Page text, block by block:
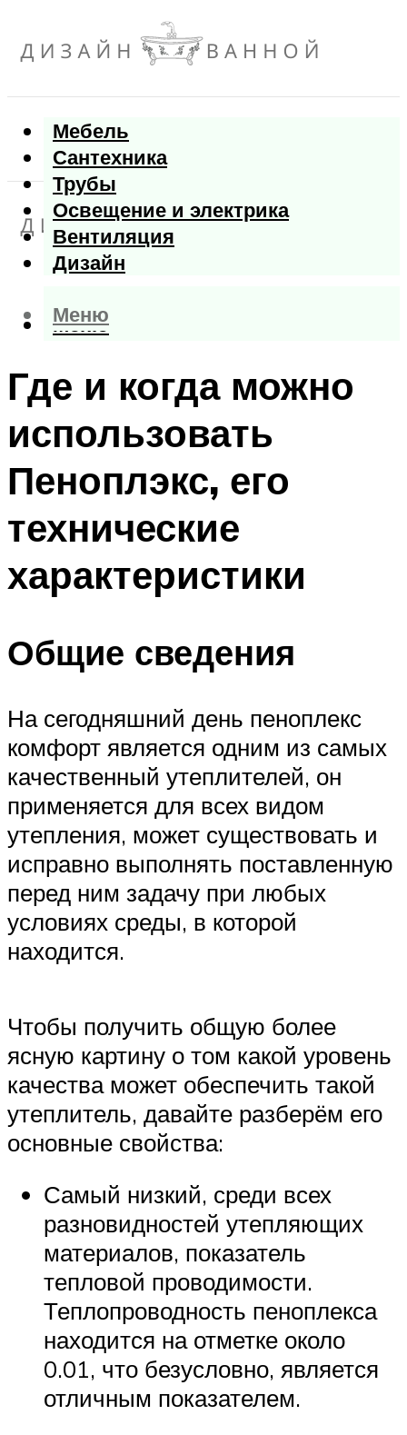
Мебель
Сантехника
Трубы
Освещение и электрика
Вентиляция
Дизайн
Меню
Меню
Где и когда можно
использовать
Пеноплэкс, его
технические
характеристики
Общие сведения
На сегодняшний день пеноплекс
комфорт является одним из самых
качественный утеплителей, он
применяется для всех видом
утепления, может существовать и
исправно выполнять поставленную
перед ним задачу при любых
условиях среды, в которой
находится.
Чтобы получить общую более
ясную картину о том какой уровень
качества может обеспечить такой
утеплитель, давайте разберём его
основные свойства:
Самый низкий, среди всех
разновидностей утепляющих
материалов, показатель
тепловой проводимости.
Теплопроводность пеноплекса
находится на отметке около
0.01, что безусловно, является
отличным показателем.